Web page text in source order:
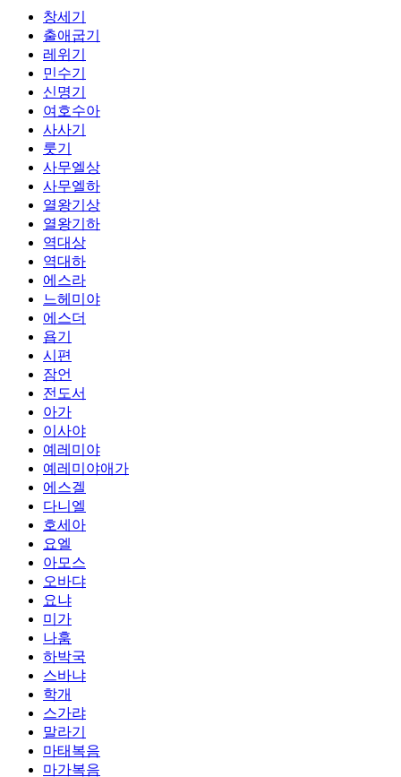
창세기
출애굽기
레위기
민수기
신명기
여호수아
사사기
룻기
사무엘상
사무엘하
열왕기상
열왕기하
역대상
역대하
에스라
느헤미야
에스더
욥기
시편
잠언
전도서
아가
이사야
예레미야
예레미야애가
에스겔
다니엘
호세아
요엘
아모스
오바댜
요냐
미가
나훔
하박국
스바냐
학개
스가랴
말라기
마태복음
마가복음